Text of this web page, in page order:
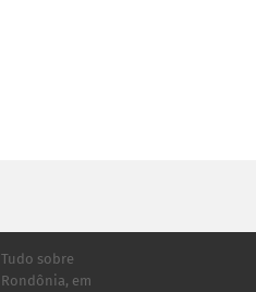
Tudo sobre
Rondônia, em